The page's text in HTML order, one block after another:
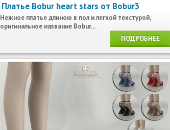
Платье Bobur heart stars от Bobur3
Нежное платье длиною в пол и легкой текстурой,
оригинальное название Bobur...
ПОДРОБНЕЕ